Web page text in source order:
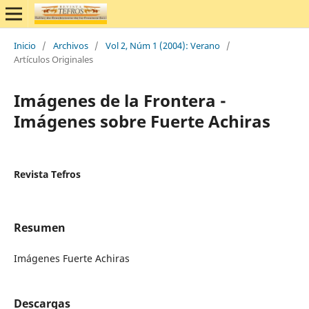
Inicio / Archivos / Vol 2, Núm 1 (2004): Verano /
Artículos Originales
Imágenes de la Frontera -
Imágenes sobre Fuerte Achiras
Revista Tefros
Resumen
Imágenes Fuerte Achiras
Descargas